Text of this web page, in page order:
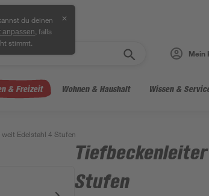
du deinen
anpassen , falls
stimmt.
✕
Mein
& Freizeit Wohnen & Haushalt Wissen &
Edelstahl 4 Stufen
Stufen